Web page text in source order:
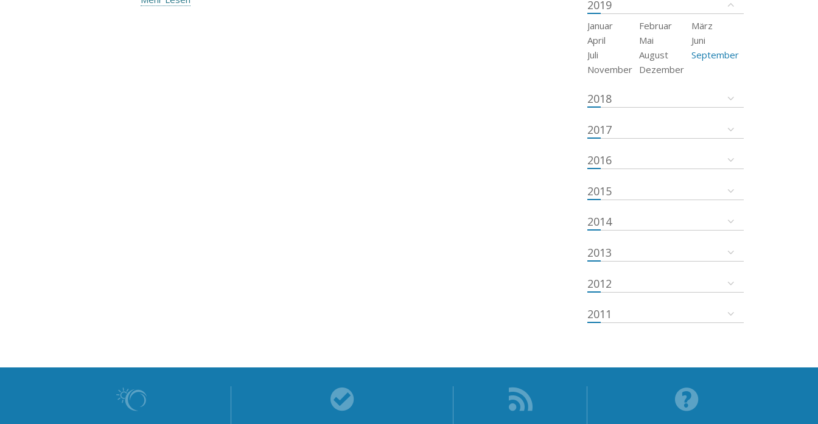
2019
Januar Februar
März
April
Mai
Juni
Juli
August
September
November
Dezember
2018
2017
2016
2015
2014
2013
2012
2011